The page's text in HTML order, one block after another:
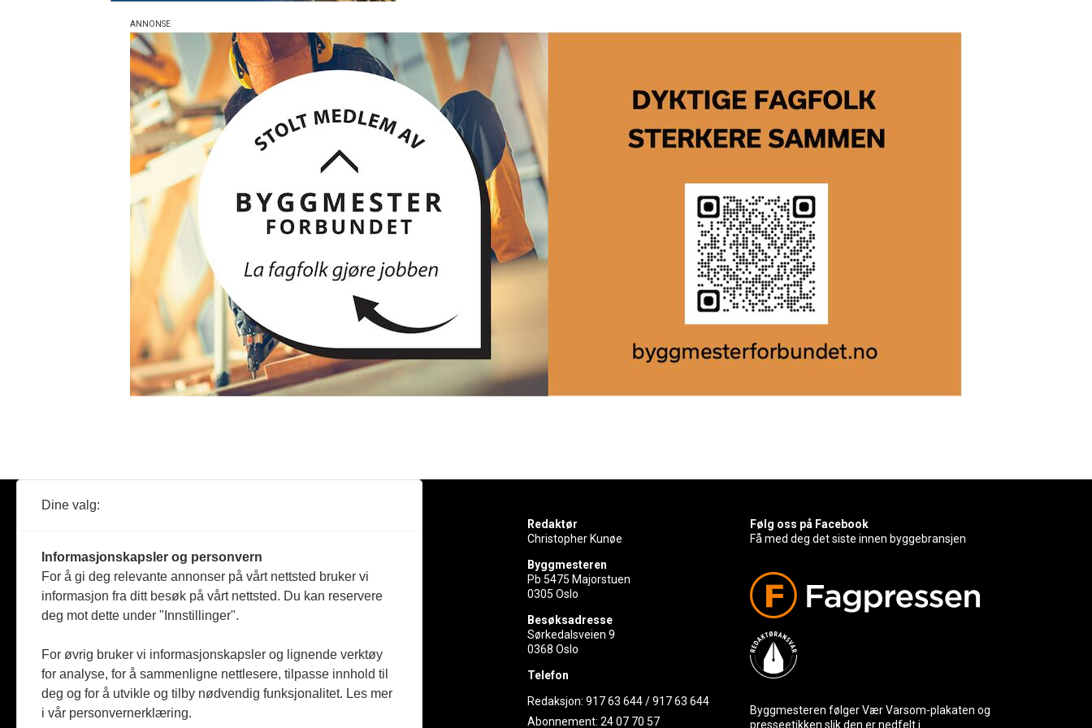
Reportasje
Produkter
Jobbmarked
Redaktør
Christopher Kunøe
Byggmesteren
Pb 5475 Majorstuen
0305 Oslo
Besøksadresse
Sørkedalsveien 9
0368 Oslo
Telefon
Redaksjon:917 63 644/917 63 644
Abonnement:24 07 70 57
Følg oss på Facebook
Få med deg det siste innen byggebransjen
Byggmesteren følger Vær Varsom-plakaten og
presseetikken slik den er nedfelt i
Dine valg:
Informasjonskapsler og personvern
For å gi deg relevante annonser på vårt nettsted bruker vi
informasjon fra ditt besøk på vårt nettsted. Du kan reservere
deg mot dette under "Innstillinger".
For øvrig bruker vi informasjonskapsler og lignende verktøy
for analyse, for å sammenligne nettlesere, tilpasse innhold til
deg og for å utvikle og tilby nødvendig funksjonalitet. Les mer
i vår personvernerklæring.